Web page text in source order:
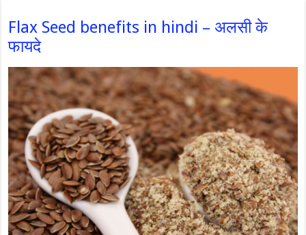
Flax Seed benefits in hindi – अलसी के
फायदे